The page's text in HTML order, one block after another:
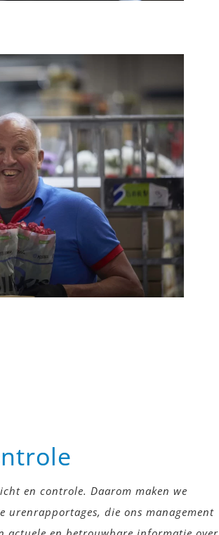
en controle. Daarom maken we
urenrapportages, die ons management